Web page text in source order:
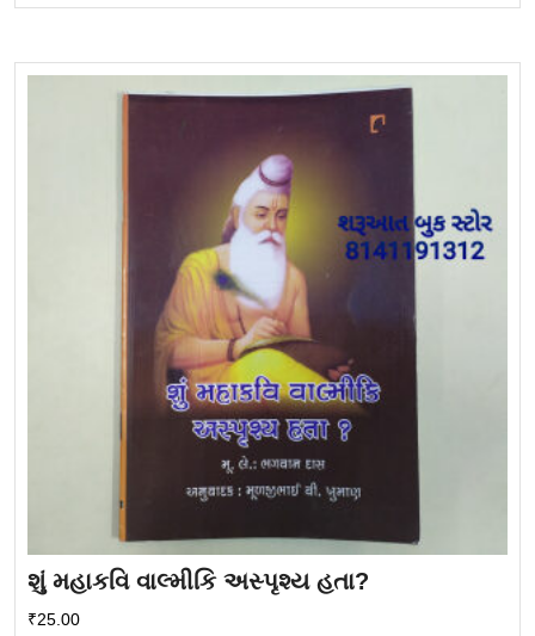
શું મહાકવિ વાલ્મીકિ અસ્પૃશ્ય હતા?
₹25.00